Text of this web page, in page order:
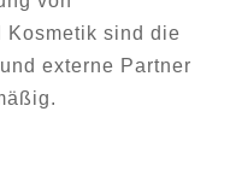
Kosmetik sind die
externe Partner